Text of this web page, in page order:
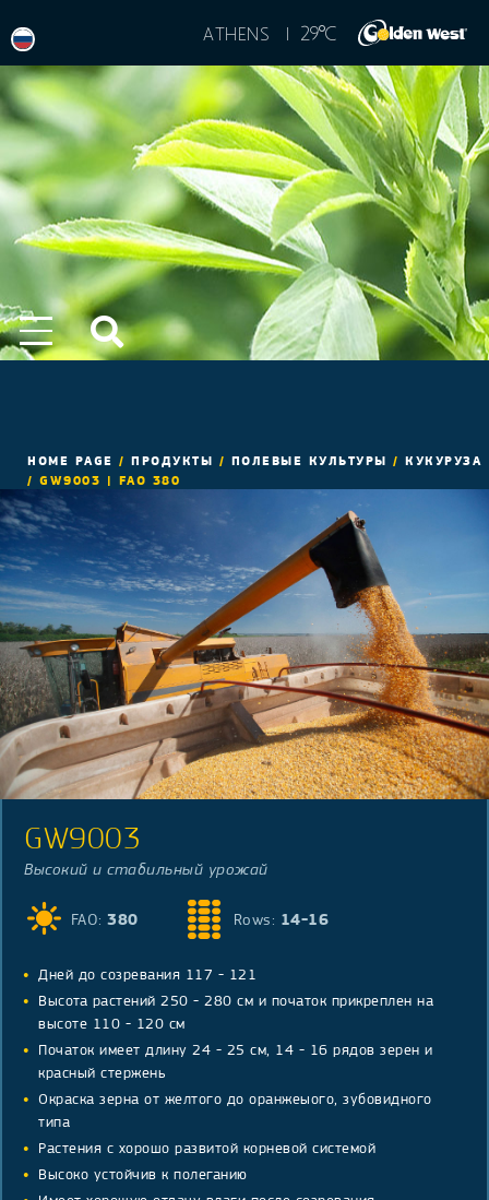
ATHENS | 29°C
HOME PAGE / ПРОДУКТЫ / ПОЛЕВЫЕ КУЛЬТУРЫ / КУКУРУЗА
/ GW9003 | FAO 380
GW9003
Высокий и стабильный урожай
FAO: 380 Rows: 14-16
Дней до созревания 117 - 121
Высота растений 250 - 280 см и початок прикреплен на
высоте 110 - 120 см
Початок имеет длину 24 - 25 см, 14 - 16 рядов зерен и
красный стержень
Окраска зерна от желтого до оранжеыого, зубовидного
типа
Растения с хорошо развитой корневой системой
Высоко устойчив к полеганию